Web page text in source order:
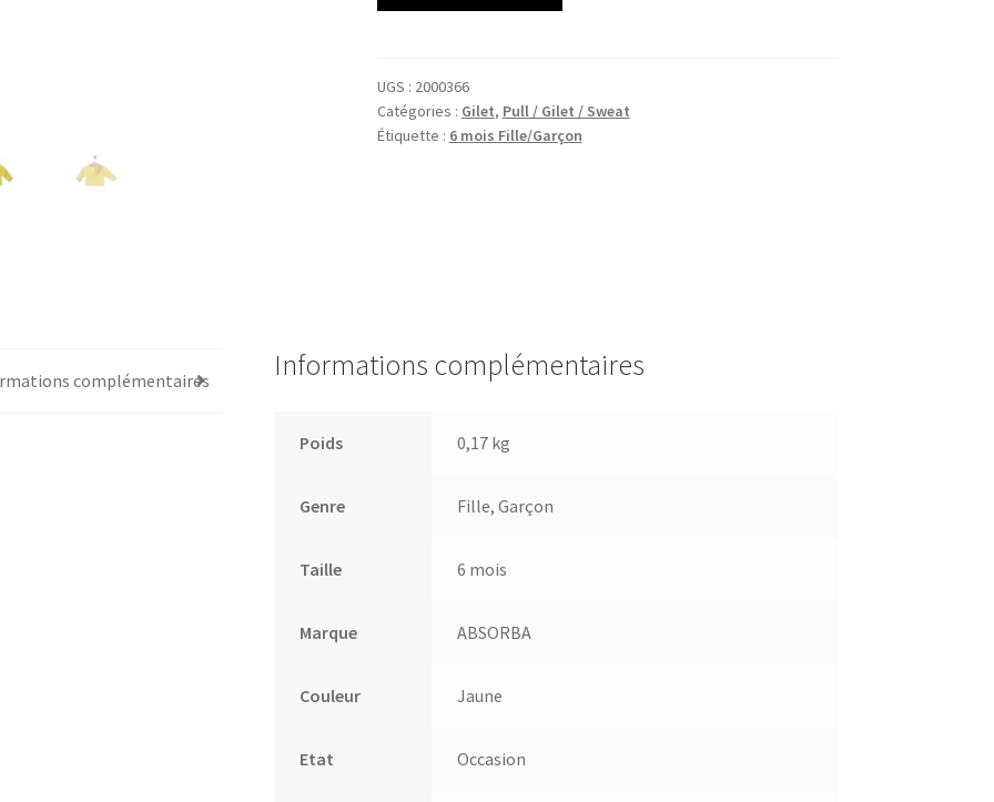
UGS : 2000366
Catégories : Gilet, Pull / Gilet / Sweat
Étiquette : 6 mois Fille/Garçon
complémentaires Informations complémentaires
Poids 0,17 kg
Genre Fille, Garçon
Taille 6 mois
Marque ABSORBA
Couleur Jaune
Etat Occasion